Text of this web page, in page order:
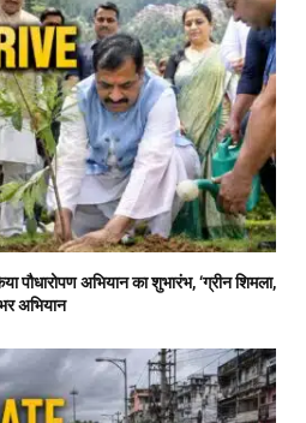
पौधारोपण अभियान का शुभारंभ, ‘ग्रीन शिमला,
अभियान